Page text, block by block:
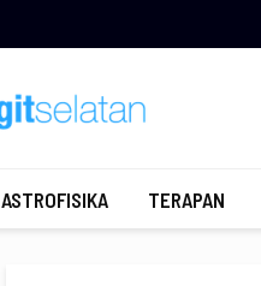
ASTROFISIKA TERAPAN